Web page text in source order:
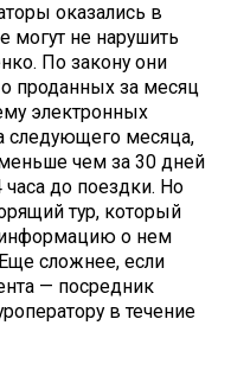
оказались в
могут не нарушить
По закону они
проданных за месяц
электронных
следующего месяца,
чем за 30 дней
часа до поездки. Но
тур, который
информацию о нем
сложнее, если
— посредник
в течение